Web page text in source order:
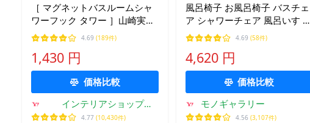
［ マグネットバスルームシャ
ワーフック タワー ］山崎実業
tower シャワーヘッドホルダー
シャワーフック シャワーホル
ダー マグネット 公式 3805
3806
4.69 (189件)
1,430 円
価格比較
インテリアショップ
roomy
4.77 (10,430件)
風呂椅子 お風呂椅子 バスチェ
ア シャワーチェア 風呂いす 浮
かせる バス用品 磁石 低め 乾
燥 衛生的 おしゃれ 山崎実業
マグネット風呂イス タワー
SH25 tower
4.69 (58件)
4,620 円
価格比較
モノギャラリー
4.56 (3,107件)